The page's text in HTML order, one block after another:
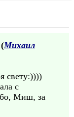
Михаил
свету:))))
с
Миш, за